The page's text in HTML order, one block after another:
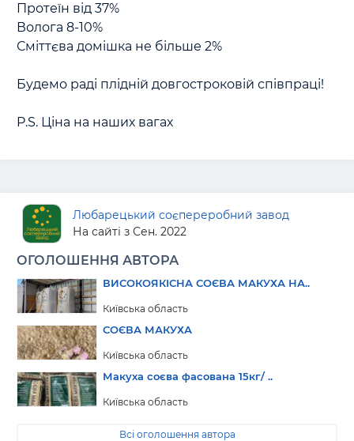
Протеїн від 37%
Волога 8-10%
Сміттєва домішка не більше 2%
Будемо раді плідній довгостроковій співпраці!
P.S. Ціна на наших вагах
Любарецький соєпереробний завод
На сайті з Сен. 2022
ОГОЛОШЕННЯ АВТОРА
ВИСОКОЯКІСНА СОЄВА МАКУХА НА..
Київська область
СОЄВА МАКУХА
Київська область
Макуха соєва фасована 15кг/ ..
Київська область
Всі оголошення автора